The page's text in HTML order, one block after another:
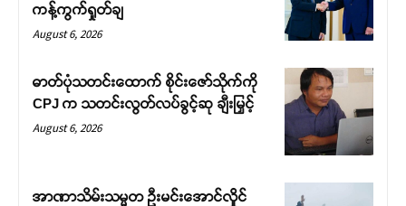
ကန့်ကွက်ရှုတ်ချ
August 6, 2026
ဓာတ်ပုံသတင်းထောက် စိုင်းဇော်သိုက်ကို
CPJ က သတင်းလွတ်လပ်ခွင့်ဆု ချီးမြှင့်
August 6, 2026
အာဏာသိမ်းသမ္မတ ဦးမင်းအောင်လှိုင်